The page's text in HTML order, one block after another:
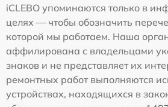
iCLEBO упоминаются только в
целях — чтобы обозначить
которой мы работаем. Наша
аффилирована с владельцами
знаков и не представляет их
ремонтных работ выполняются
устройствах, находящихся в